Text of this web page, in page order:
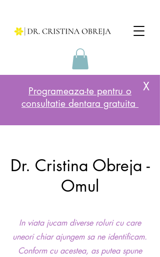
Programeaza-te pentru o
consultatie dentara gratuita
X
Dr. Cristina Obreja -
Omul
In viata jucam diverse roluri cu care
uneori chiar ajungem sa ne identificam.
Conform cu acestea, as putea spune